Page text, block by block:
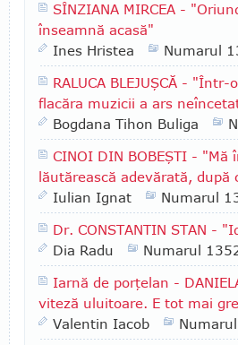
SÎNZIANA MIRCEA -
înseamnă acasă"
Ines Hristea
Numarul
RALUCA BLEJUŞCĂ -
flacăra muzicii a ars
Bogdana Tihon Buliga
CINOI DIN BOBEŞTI -
lăutărească adevărată,
Iulian Ignat
Numarul
Dr. CONSTANTIN STAN -
Dia Radu
Numarul
Iarnă de porţelan -
viteză uluitoare. E tot mai
Valentin Iacob